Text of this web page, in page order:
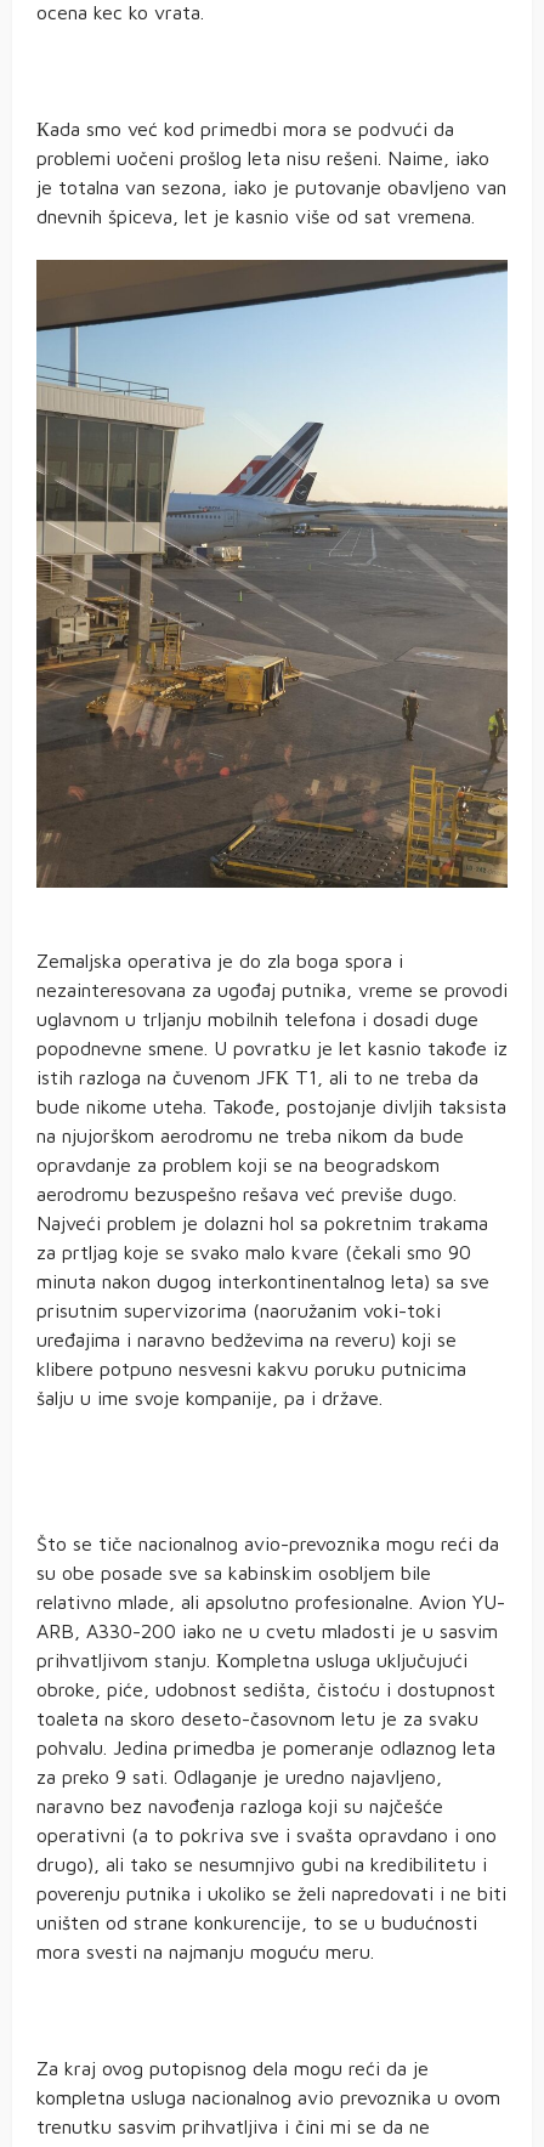
ocena kec ko vrata.
Кada smo već kod primedbi mora se podvući da
problemi uočeni prošlog leta nisu rešeni. Naime, iako
je totalna van sezona, iako je putovanje obavljeno van
dnevnih špiceva, let je kasnio više od sat vremena.
Zemaljska operativa je do zla boga spora i
nezainteresovana za ugođaj putnika, vreme se provodi
uglavnom u trljanju mobilnih telefona i dosadi duge
popodnevne smene. U povratku je let kasnio takođe iz
istih razloga na čuvenom JFК T1, ali to ne treba da
bude nikome uteha. Takođe, postojanje divljih taksista
na njujorškom aerodromu ne treba nikom da bude
opravdanje za problem koji se na beogradskom
aerodromu bezuspešno rešava već previše dugo.
Najveći problem je dolazni hol sa pokretnim trakama
za prtljag koje se svako malo kvare (čekali smo 90
minuta nakon dugog interkontinentalnog leta) sa sve
prisutnim supervizorima (naoružanim voki-toki
uređajima i naravno bedževima na reveru) koji se
klibere potpuno nesvesni kakvu poruku putnicima
šalju u ime svoje kompanije, pa i države.
Što se tiče nacionalnog avio-prevoznika mogu reći da
su obe posade sve sa kabinskim osobljem bile
relativno mlade, ali apsolutno profesionalne. Avion YU-
ARB, A330-200 iako ne u cvetu mladosti je u sasvim
prihvatljivom stanju. Кompletna usluga uključujući
obroke, piće, udobnost sedišta, čistoću i dostupnost
toaleta na skoro deseto-časovnom letu je za svaku
pohvalu. Jedina primedba je pomeranje odlaznog leta
za preko 9 sati. Odlaganje je uredno najavljeno,
naravno bez navođenja razloga koji su najčešće
operativni (a to pokriva sve i svašta opravdano i ono
drugo), ali tako se nesumnjivo gubi na kredibilitetu i
poverenju putnika i ukoliko se želi napredovati i ne biti
uništen od strane konkurencije, to se u budućnosti
mora svesti na najmanju moguću meru.
Za kraj ovog putopisnog dela mogu reći da je
kompletna usluga nacionalnog avio prevoznika u ovom
trenutku sasvim prihvatljiva i čini mi se da ne